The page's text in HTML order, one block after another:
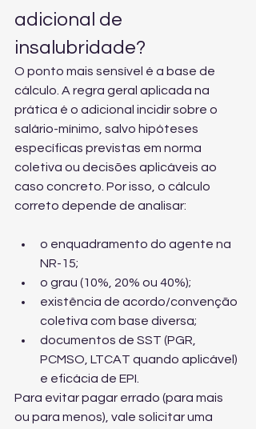
adicional de
insalubridade?
O ponto mais sensível é a base de
cálculo. A regra geral aplicada na
prática é o adicional incidir sobre o
salário-mínimo, salvo hipóteses
específicas previstas em norma
coletiva ou decisões aplicáveis ao
caso concreto. Por isso, o cálculo
correto depende de analisar:
o enquadramento do agente na
NR-15;
o grau (10%, 20% ou 40%);
existência de acordo/convenção
coletiva com base diversa;
documentos de SST (PGR,
PCMSO, LTCAT quando aplicável)
e eficácia de EPI.
Para evitar pagar errado (para mais
ou para menos), vale solicitar uma